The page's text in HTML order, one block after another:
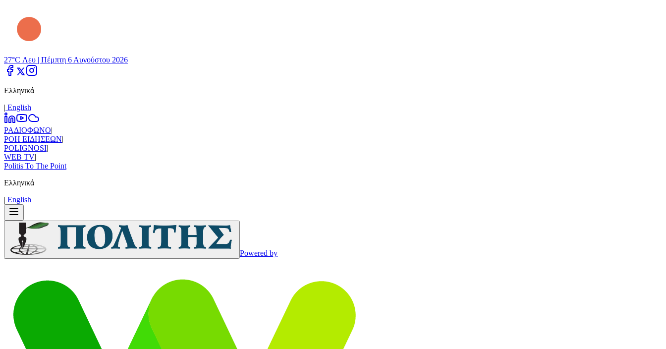
27°C Λευ | Πέμπτη 6 Αυγούστου 2026
Ελληνικά
| Εnglish
ΡΑΔΙΟΦΩΝΟ|
ΡΟΗ ΕΙΔΗΣΕΩΝ|
POLIGNOSI|
WEB TV|
Politis To The Point
Ελληνικά
| Εnglish
Powered by